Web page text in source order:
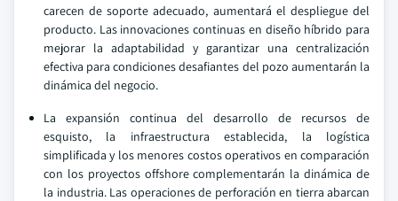
carecen de soporte adecuado, aumentará el despliegue del
producto. Las innovaciones continuas en diseño híbrido para
mejorar la adaptabilidad y garantizar una centralización
efectiva para condiciones desafiantes del pozo aumentarán la
dinámica del negocio.
La expansión continua del desarrollo de recursos de
esquisto, la infraestructura establecida, la logística
simplificada y los menores costos operativos en comparación
con los proyectos offshore complementarán la dinámica de
la industria. Las operaciones de perforación en tierra abarcan